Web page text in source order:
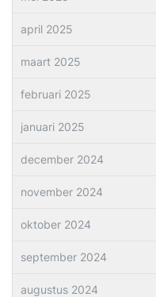
april 2025
maart 2025
februari 2025
januari 2025
december 2024
november 2024
oktober 2024
september 2024
augustus 2024